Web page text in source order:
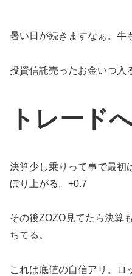
暑い日が続きますなぁ。牛
投資信託売ったお金いつ入
トレード
決算少し乗りって事で最初
ぼり上がる。+0.7
その後ZOZO見てたら決算
ちてる。
これは底値の自信アリ。ロ